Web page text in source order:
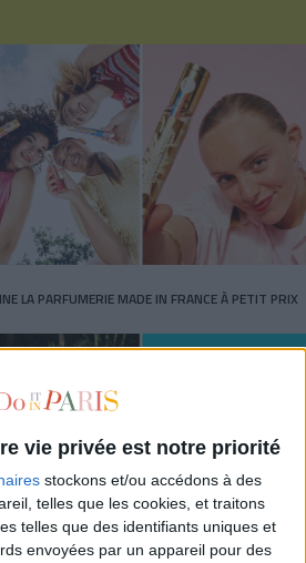
vie privée est notre priorité
stockons et/ou accédons à des
telles que les cookies, et traitons
telles que des identifiants uniques et
envoyées par un appareil pour des
LA PARFUMERIE MADE IN FRANCE À PETIT PRIX